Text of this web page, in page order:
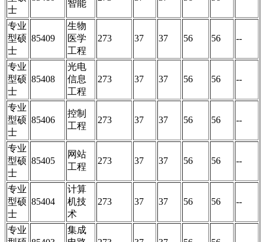
士
智能
专业
型硕
士
85409
生物
医学
工程
273 37 37 56 56 --
专业
型硕
士
85408
光电
信息
工程
273 37 37 56 56 --
专业
型硕
士
85406
控制
工程
273 37 37 56 56 --
专业
型硕
士
85405
网站
工程
273 37 37 56 56 --
专业
型硕
士
85404
计算
机技
术
273 37 37 56 56 --
专业
集成